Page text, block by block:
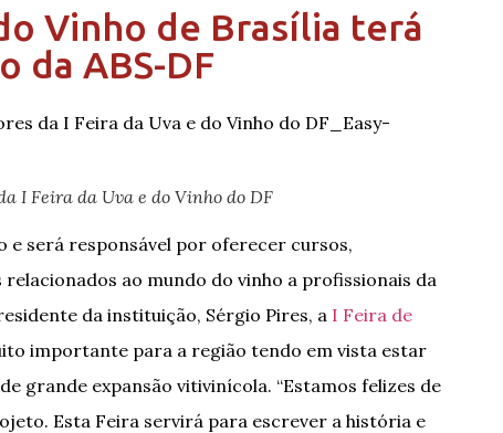
Vinho de Brasília terá
da ABS-DF
I Feira da Uva e do Vinho do DF
e será responsável por oferecer cursos,
ao mundo do vinho a profissionais da
da instituição, Sérgio Pires, a I Feira de
importante para a região tendo em vista estar
grande expansão vitivinícola. “Estamos felizes de
Esta Feira servirá para escrever a história e